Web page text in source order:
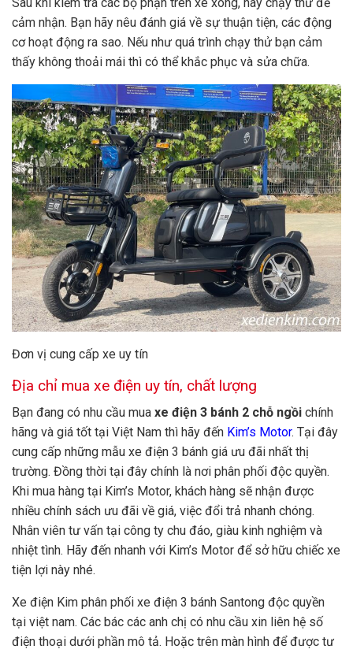
cảm nhận. Bạn hãy nêu đánh giá về sự thuận tiện, các động
cơ hoạt động ra sao. Nếu như quá trình chạy thử bạn cảm
thấy không thoải mái thì có thể khắc phục và sửa chữa.
Đơn vị cung cấp xe uy tín
Địa chỉ mua xe điện uy tín, chất lượng
Bạn đang có nhu cầu mua xe điện 3 bánh 2 chỗ ngồi chính
hãng và giá tốt tại Việt Nam thì hãy đến Kim’s Motor. Tại đây
cung cấp những mẫu xe điện 3 bánh giá ưu đãi nhất thị
trường. Đồng thời tại đây chính là nơi phân phối độc quyền.
Khi mua hàng tại Kim’s Motor, khách hàng sẽ nhận được
nhiều chính sách ưu đãi về giá, việc đổi trả nhanh chóng.
Nhân viên tư vấn tại công ty chu đáo, giàu kinh nghiệm và
nhiệt tình. Hãy đến nhanh với Kim’s Motor để sở hữu chiếc xe
tiện lợi này nhé.
Xe điện Kim phân phối xe điện 3 bánh Santong độc quyền
tại việt nam. Các bác các anh chị có nhu cầu xin liên hệ số
điện thoại dưới phần mô tả. Hoặc trên màn hình để được tư